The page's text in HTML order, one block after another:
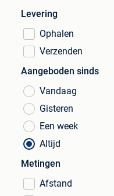
Levering
Ophalen
Verzenden
Aangeboden sinds
Vandaag
Gisteren
Een week
Altijd
Metingen
Afstand